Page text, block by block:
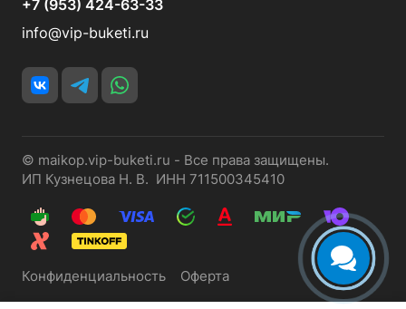
+7 (953) 424-63-33
info@vip-buketi.ru
© maikop.vip-buketi.ru - Все права защищены.
ИП Кузнецова Н. В. ИНН 711500345410
Конфиденциальность Оферта